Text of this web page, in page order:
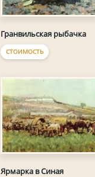
Гранвильская рыбачка
СТОИМОСТЬ
Ярмарка в Синая